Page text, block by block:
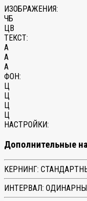
ИЗОБРАЖЕНИЯ:
ЧБ
ЦВ
ТЕКСТ:
A
A
A
ФОН:
Ц
Ц
Ц
Ц
НАСТРОЙКИ:
Дополнительные
КЕРНИНГ:
ИНТЕРВАЛ: